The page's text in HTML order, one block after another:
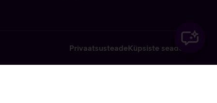
PrivaatsusteadeKüpsiste seaded